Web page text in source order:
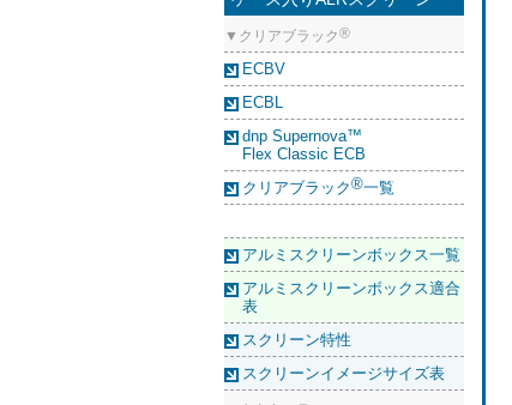
▼クリアブラック®
ECBV
ECBL
dnp Supernova™
Flex Classic ECB
クリアブラック®一覧
アルミスクリーンボックス一覧
アルミスクリーンボックス適合
表
スクリーン特性
スクリーンイメージサイズ表